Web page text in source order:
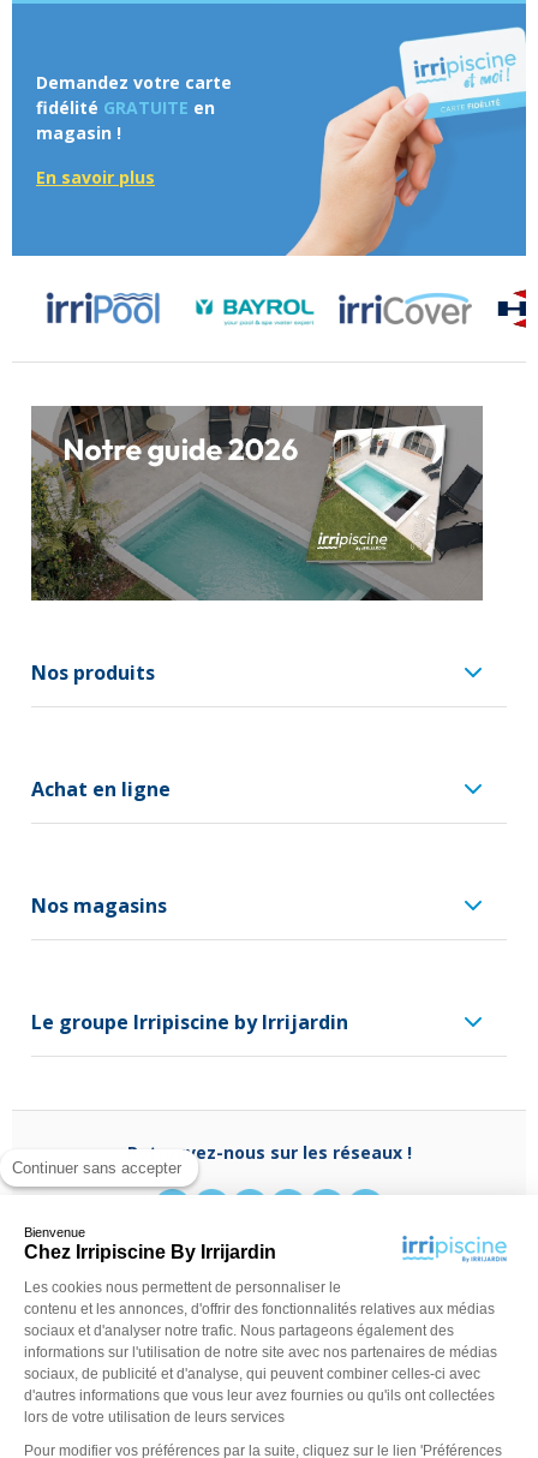
Continuer sans accepter
Bienvenue
Chez Irripiscine By Irrijardin
Les cookies nous permettent de personnaliser le
contenu et les annonces, d'offrir des fonctionnalités relatives aux médias
sociaux et d'analyser notre trafic. Nous partageons également des
informations sur l'utilisation de notre site avec nos partenaires de médias
sociaux, de publicité et d'analyse, qui peuvent combiner celles-ci avec
d'autres informations que vous leur avez fournies ou qu'ils ont collectées
lors de votre utilisation de leurs services
Pour modifier vos préférences par la suite, cliquez sur le lien 'Préférences
Demandez votre carte
fidélité GRATUITE en
magasin !
En savoir plus
Nos produits
Achat en ligne
Nos magasins
Le groupe Irripiscine by Irrijardin
Retrouvez-nous sur les réseaux !
Besoin d'aide ?
0970 818 918
(appel non surtaxé)
Du lundi au vendredi de9 h - 13 hà14 h - 18 h ou
contactez-nous vianotre formulaire